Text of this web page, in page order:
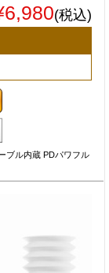
(税込)
ブル内蔵 PDパワフル